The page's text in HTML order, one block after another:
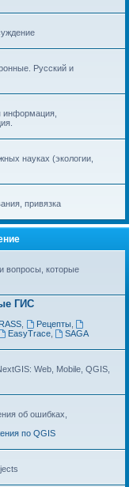
Русский и
информация,
науках (экологии,
привязка
вопросы, которые
ГИС
, Рецепты,
EasyTrace,
SAGA
Web, Mobile, QGIS,
об ошибках,
по QGIS